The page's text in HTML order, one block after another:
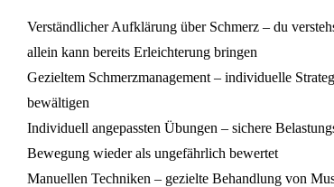
Verständlicher Aufklärung über Schmerz – du
allein kann bereits Erleichterung bringen
Gezieltem Schmerzmanagement – individuelle
bewältigen
Individuell angepassten Übungen – sichere
Bewegung wieder als ungefährlich bewertet
Manuellen Techniken – gezielte Behandlung von